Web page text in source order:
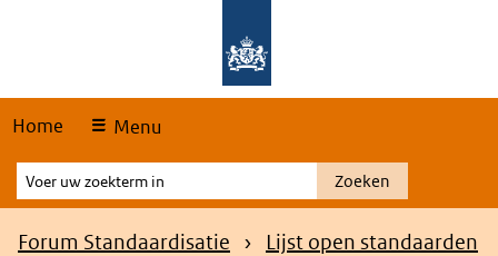
Home Menu
Voer
uw
zoekterm
Zoeken
Kruimelpad
Forum Standaardisatie
Lijst open standaarden